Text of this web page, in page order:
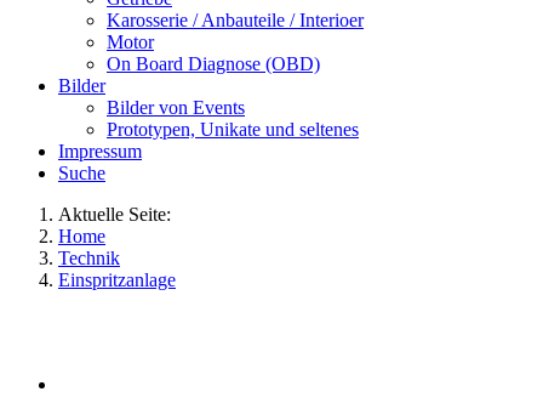
Karosserie / Anbauteile / Interioer
Motor
On Board Diagnose (OBD)
Bilder
Bilder von Events
Prototypen, Unikate und seltenes
Impressum
Suche
Aktuelle Seite:
Home
Technik
Einspritzanlage